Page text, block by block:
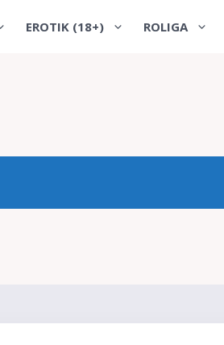
EROTIK (18+) ROLIGA